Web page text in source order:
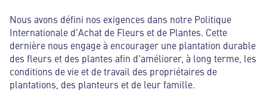
Nous avons défini nos exigences dans notre Politique
Internationale d'Achat de Fleurs et de Plantes. Cette
dernière nous engage à encourager une plantation durable
des fleurs et des plantes afin d'améliorer, à long terme, les
conditions de vie et de travail des propriétaires de
plantations, des planteurs et de leur famille.